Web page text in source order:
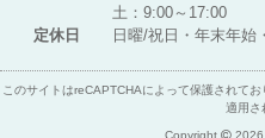
土：9:00～17:00
定休日
日曜/祝日・年末年始
このサイトはreCAPTCHAによって保護されて
適用さ
Copyright 2026